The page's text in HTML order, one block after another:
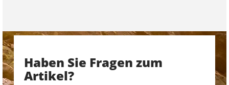
Haben Sie Fragen zum
Artikel?